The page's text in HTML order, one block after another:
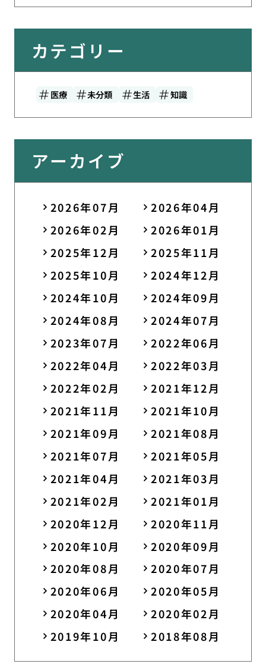
カテゴリー
医療 未分類 生活 知識
アーカイブ
2026年07月
2026年04月
2026年02月
2026年01月
2025年12月
2025年11月
2025年10月
2024年12月
2024年10月
2024年09月
2024年08月
2024年07月
2023年07月
2022年06月
2022年04月
2022年03月
2022年02月
2021年12月
2021年11月
2021年10月
2021年09月
2021年08月
2021年07月
2021年05月
2021年04月
2021年03月
2021年02月
2021年01月
2020年12月
2020年11月
2020年10月
2020年09月
2020年08月
2020年07月
2020年06月
2020年05月
2020年04月
2020年02月
2019年10月
2018年08月